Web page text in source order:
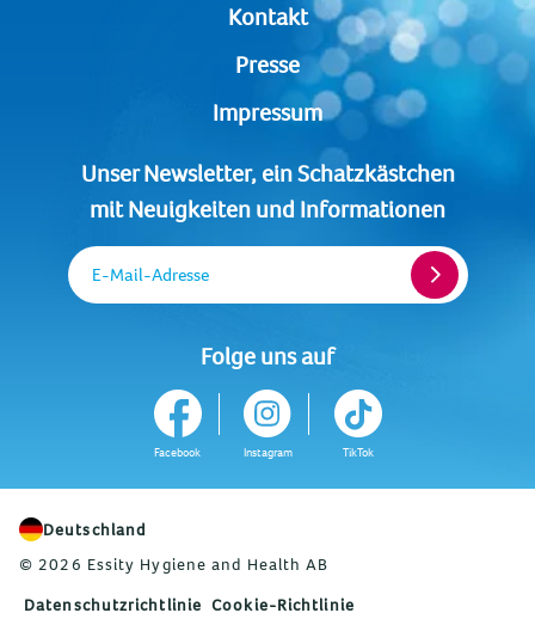
Kontakt
Presse
Impressum
Unser Newsletter, ein Schatzkästchen
mit Neuigkeiten und Informationen
E-Mail-Adresse
Folge uns auf
Facebook Instagram TikTok
Deutschland
© 2026 Essity Hygiene and Health AB
Datenschutzrichtlinie Cookie-Richtlinie